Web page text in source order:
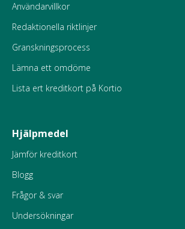
Användarvillkor
Redaktionella riktlinjer
Granskningsprocess
Lämna ett omdöme
Lista ert kreditkort på Kortio
Hjälpmedel
Jämför kreditkort
Blogg
Frågor & svar
Undersökningar